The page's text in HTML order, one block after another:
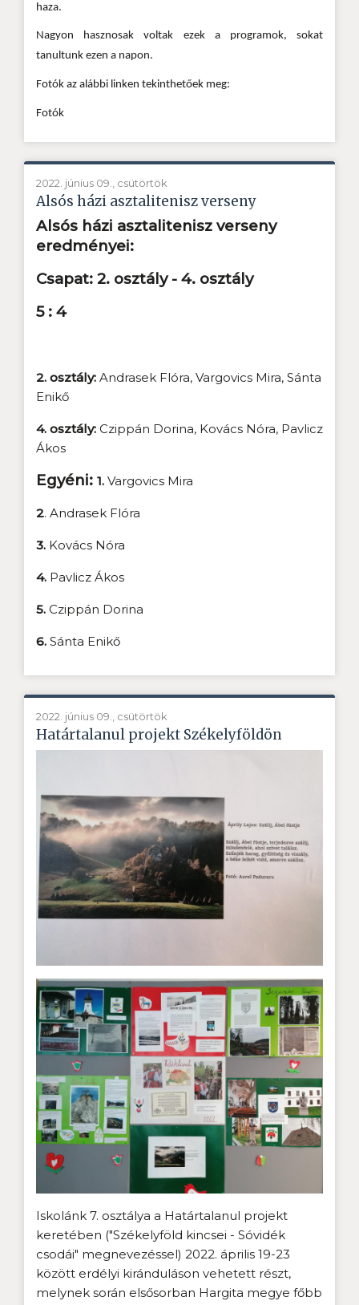
haza.
Nagyon hasznosak voltak ezek a programok, sokat
tanultunk ezen a napon.
Fotók az alábbi linken tekinthetőek meg:
Fotók
2022. június 09., csütörtök
Alsós házi asztalitenisz verseny
Alsós házi asztalitenisz verseny
eredményei:
Csapat: 2. osztály - 4. osztály
5 : 4
2. osztály: Andrasek Flóra, Vargovics Mira, Sánta
Enikő
4. osztály: Czippán Dorina, Kovács Nóra, Pavlicz
Ákos
Egyéni: 1. Vargovics Mira
2. Andrasek Flóra
3. Kovács Nóra
4. Pavlicz Ákos
5. Czippán Dorina
6. Sánta Enikő
2022. június 09., csütörtök
Határtalanul projekt Székelyföldön
Iskolánk 7. osztálya a Határtalanul projekt
keretében ("Székelyföld kincsei - Sóvidék
csodái" megnevezéssel) 2022. április 19-23
között erdélyi kiránduláson vehetett részt,
melynek során elsősorban Hargita megye főbb